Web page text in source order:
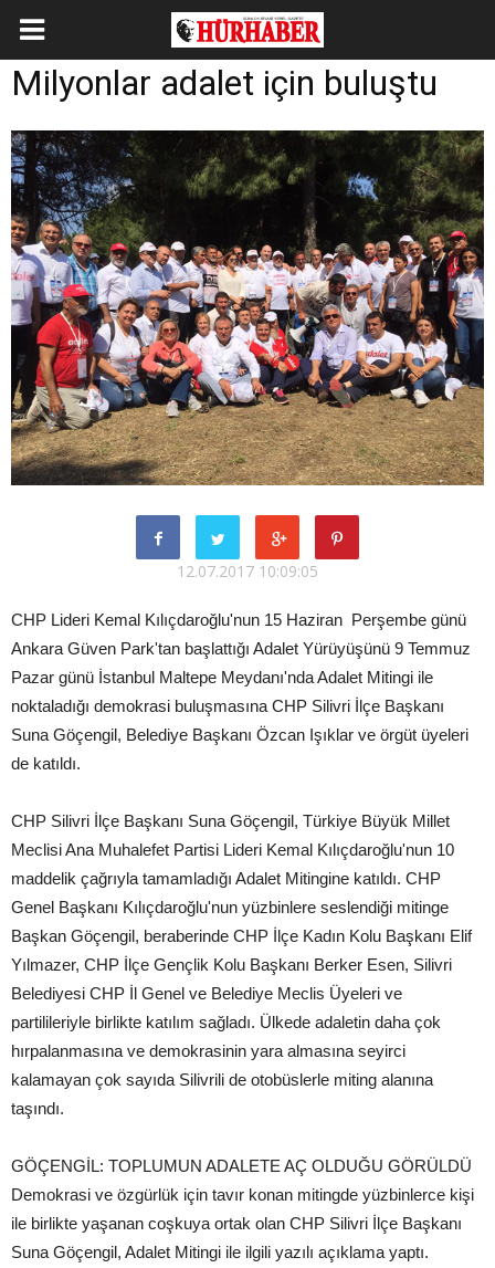
Milyonlar adalet için buluştu
12.07.2017 10:09:05
CHP Lideri Kemal Kılıçdaroğlu'nun 15 Haziran Perşembe günü
Ankara Güven Park'tan başlattığı Adalet Yürüyüşünü 9 Temmuz
Pazar günü İstanbul Maltepe Meydanı'nda Adalet Mitingi ile
noktaladığı demokrasi buluşmasına CHP Silivri İlçe Başkanı
Suna Göçengil, Belediye Başkanı Özcan Işıklar ve örgüt üyeleri
de katıldı.
CHP Silivri İlçe Başkanı Suna Göçengil, Türkiye Büyük Millet
Meclisi Ana Muhalefet Partisi Lideri Kemal Kılıçdaroğlu'nun 10
maddelik çağrıyla tamamladığı Adalet Mitingine katıldı. CHP
Genel Başkanı Kılıçdaroğlu'nun yüzbinlere seslendiği mitinge
Başkan Göçengil, beraberinde CHP İlçe Kadın Kolu Başkanı Elif
Yılmazer, CHP İlçe Gençlik Kolu Başkanı Berker Esen, Silivri
Belediyesi CHP İl Genel ve Belediye Meclis Üyeleri ve
partilileriyle birlikte katılım sağladı. Ülkede adaletin daha çok
hırpalanmasına ve demokrasinin yara almasına seyirci
kalamayan çok sayıda Silivrili de otobüslerle miting alanına
taşındı.
GÖÇENGİL: TOPLUMUN ADALETE AÇ OLDUĞU GÖRÜLDÜ
Demokrasi ve özgürlük için tavır konan mitingde yüzbinlerce kişi
ile birlikte yaşanan coşkuya ortak olan CHP Silivri İlçe Başkanı
Suna Göçengil, Adalet Mitingi ile ilgili yazılı açıklama yaptı.